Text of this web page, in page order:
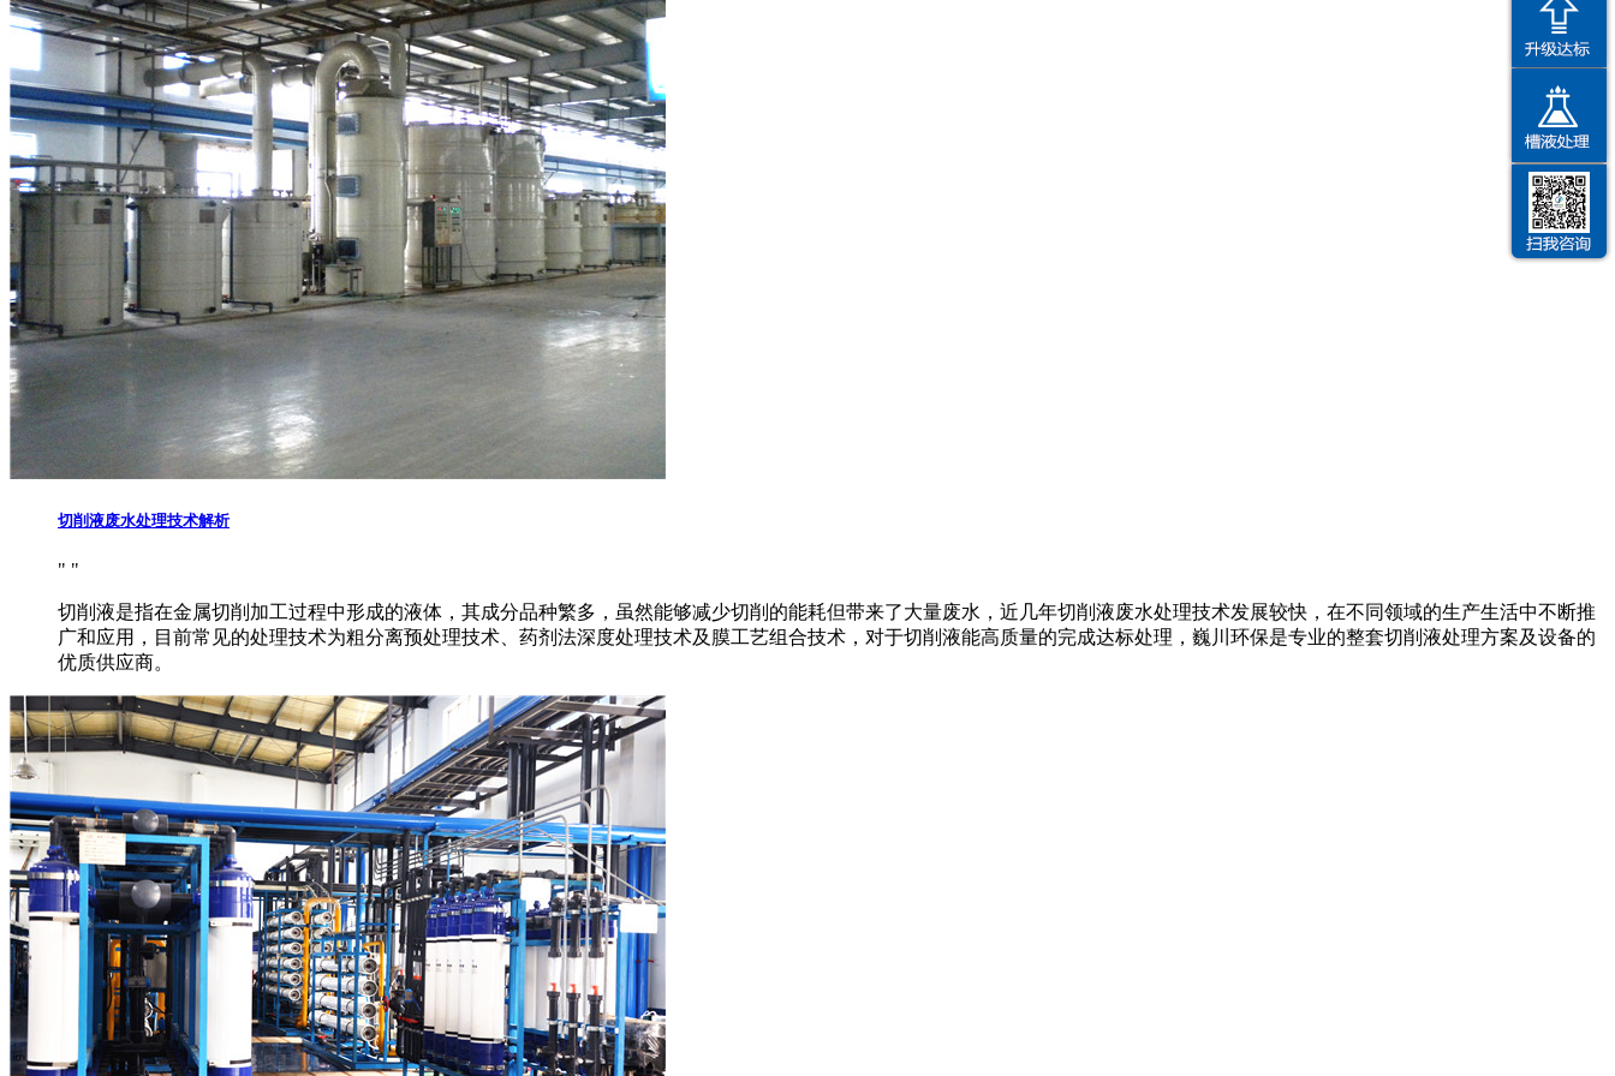
切削液废水处理技术解析
切削液是指在金属切削加工过程中形成的液体，其成分品种繁多，虽然能够减少切削的能耗但带来了大量废水，近几年切削液废水处理技术发展较快，在不同领域的生产生活中不断推
广和应用，目前常见的处理技术为粗分离预处理技术、药剂法深度处理技术及膜工艺组合技术，对于切削液能高质量的完成达标处理，巍川环保是专业的整套切削液处理方案及设备的
优质供应商。